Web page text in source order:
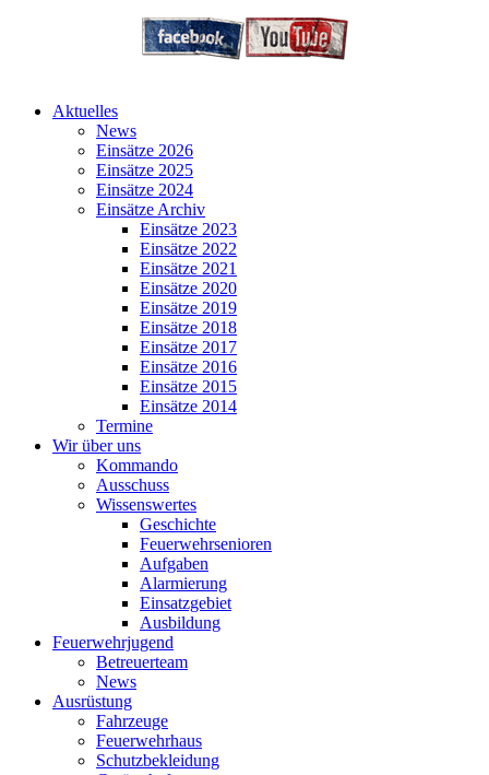
Aktuelles
News
Einsätze 2026
Einsätze 2025
Einsätze 2024
Einsätze Archiv
Einsätze 2023
Einsätze 2022
Einsätze 2021
Einsätze 2020
Einsätze 2019
Einsätze 2018
Einsätze 2017
Einsätze 2016
Einsätze 2015
Einsätze 2014
Termine
Wir über uns
Kommando
Ausschuss
Wissenswertes
Geschichte
Feuerwehrsenioren
Aufgaben
Alarmierung
Einsatzgebiet
Ausbildung
Feuerwehrjugend
Betreuerteam
News
Ausrüstung
Fahrzeuge
Feuerwehrhaus
Schutzbekleidung